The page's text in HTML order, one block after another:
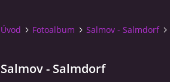
Úvod Fotoalbum Salmov - Salmdorf
Salmov - Salmdorf